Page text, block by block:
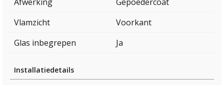
Vlamzicht
Voorkant
Glas inbegrepen
Ja
Installatiedetails